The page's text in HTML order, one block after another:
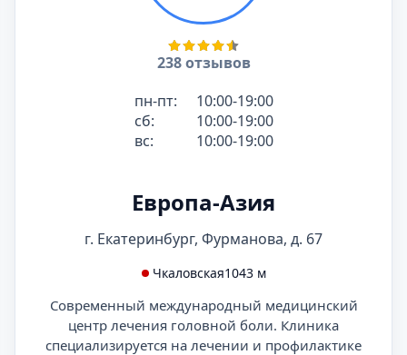
238 отзывов
пн-пт:
10:00-19:00
сб:
10:00-19:00
вс:
10:00-19:00
Европа-Азия
г. Екатеринбург, Фурманова, д. 67
Чкаловская1043 м
Современный международный медицинский
центр лечения головной боли. Клиника
специализируется на лечении и профилактике